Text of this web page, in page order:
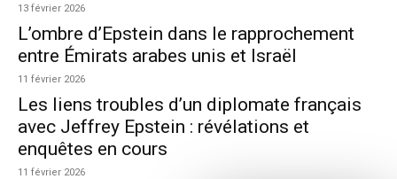
13 février 2026
L’ombre d’Epstein dans le rapprochement
entre Émirats arabes unis et Israël
11 février 2026
Les liens troubles d’un diplomate français
avec Jeffrey Epstein : révélations et
enquêtes en cours
11 février 2026